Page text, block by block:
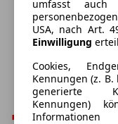
umfasst auch
USA, nach Art.
Einwilligung
Cookies,
Kennungen (z.
generierte
Kennungen)